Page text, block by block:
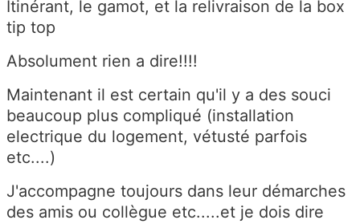
Itinérant, le gamot, et la relivraison de la box
tip top
Absolument rien a dire!!!!
Maintenant il est certain qu'il y a des souci
beaucoup plus compliqué (installation
electrique du logement, vétusté parfois
etc....)
J'accompagne toujours dans leur démarches
des amis ou collègue etc.....et je dois dire